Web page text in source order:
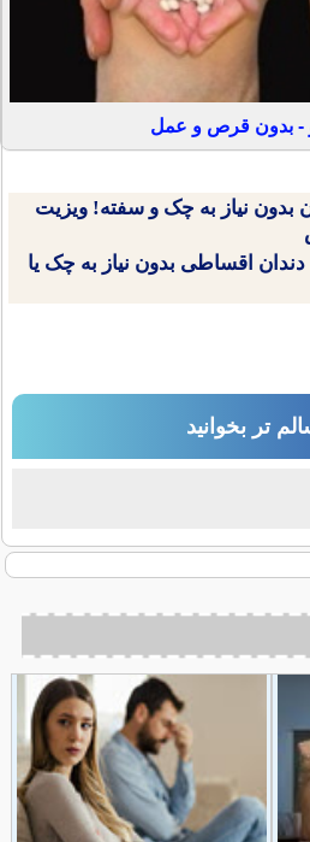
- بدون قرص و عمل
بدون نیاز به چک و سفته! ویزیت
دندان اقساطی بدون نیاز به چک یا
تر بخوانید